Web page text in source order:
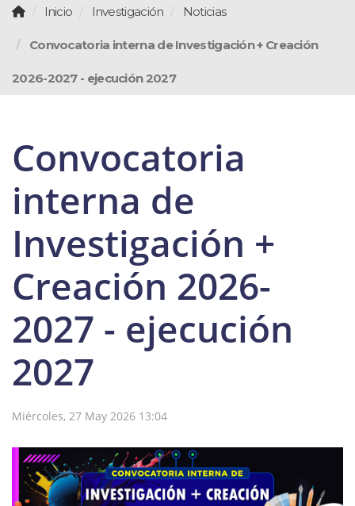
Inicio Investigación Noticias
Convocatoria interna de Investigación + Creación
2026-2027 - ejecución 2027
Convocatoria
interna de
Investigación +
Creación 2026-
2027 - ejecución
2027
Miércoles, 27 May 2026 13:04